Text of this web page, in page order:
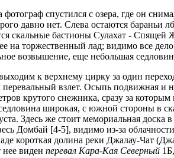
фотограф спустился с озера, где он
давно нет. Слева остаются
скальные бастионы Сулахат - Спящей
на торжественный лад; видимо все
возвышение, еще небольшая
к верхнему цирку за один
перевальный взлет. Осыпь подвижная
крутого снежника, сразу за которым
широкая, с южной стороны в
Здесь же стоит мемориальная
Домбай [4-5], видимо из-за
короткая долина реки Джалау-Чат
нее виденперевал Кара-Кая Северный